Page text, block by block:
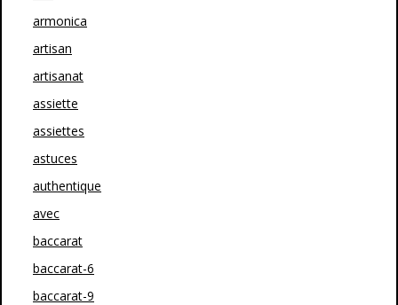
armonica
artisan
artisanat
assiette
assiettes
astuces
authentique
avec
baccarat
baccarat-6
baccarat-9